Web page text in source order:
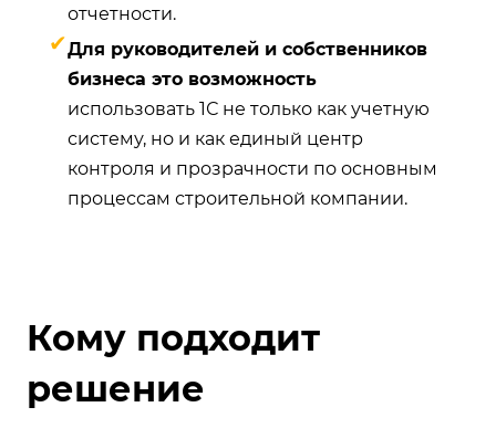
отчетности.
✔Для руководителей и собственников
бизнеса это возможность
использовать 1С не только как учетную
систему, но и как единый центр
контроля и прозрачности по основным
процессам строительной компании.
Кому подходит
решение